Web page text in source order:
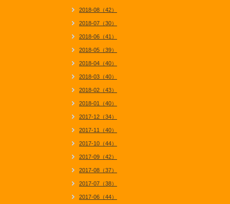
2018-08（42）
2018-07（30）
2018-06（41）
2018-05（39）
2018-04（40）
2018-03（40）
2018-02（43）
2018-01（40）
2017-12（34）
2017-11（40）
2017-10（44）
2017-09（42）
2017-08（37）
2017-07（38）
2017-06（44）